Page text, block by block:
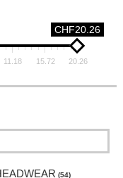
CHF20.26
11.18 15.72 20.26
(54)